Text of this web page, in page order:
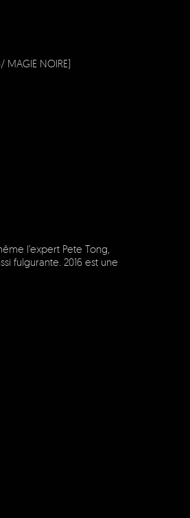
MAGIE NOIRE)
l’expert Pete Tong,
fulgurante. 2016 est une